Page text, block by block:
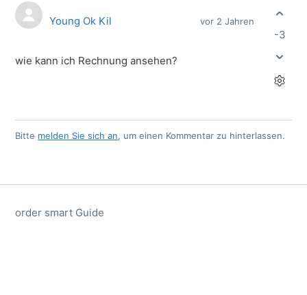
Young Ok Kil vor 2 Jahren
wie kann ich Rechnung ansehen?
-3
Bitte melden Sie sich an, um einen Kommentar zu hinterlassen.
order smart Guide